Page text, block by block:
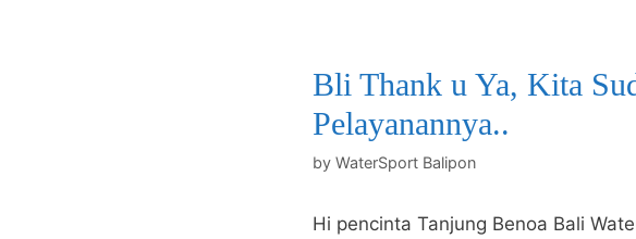
Bli Thank u Ya, Kita
Pelayanannya..
by WaterSport Balipon
Hi pencinta Tanjung Benoa Bali